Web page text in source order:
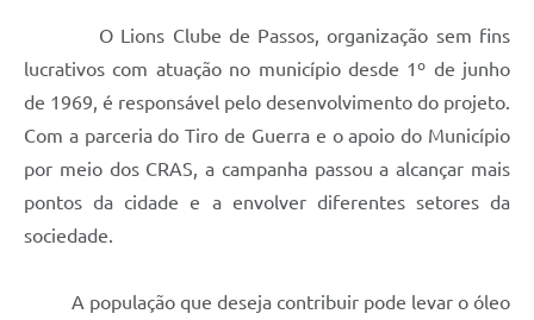
O Lions Clube de Passos, organização sem fins
lucrativos com atuação no município desde 1º de junho
de 1969, é responsável pelo desenvolvimento do projeto.
Com a parceria do Tiro de Guerra e o apoio do Município
por meio dos CRAS, a campanha passou a alcançar mais
pontos da cidade e a envolver diferentes setores da
sociedade.
A população que deseja contribuir pode levar o óleo